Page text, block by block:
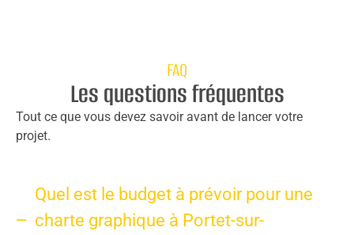
FAQ
Les questions fréquentes
Tout ce que vous devez savoir avant de lancer votre
projet.
Quel est le budget à prévoir pour une
charte graphique à Portet-sur-